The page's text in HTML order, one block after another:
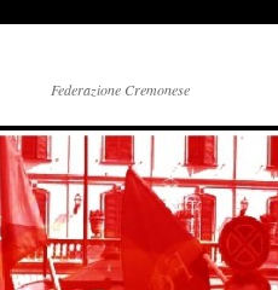
Federazione Cremonese